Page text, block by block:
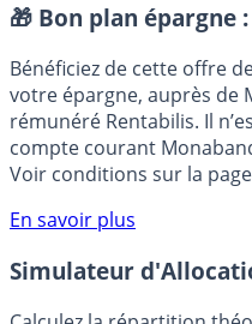
Placement sans risque
🎁 Bon plan épargne
Bénéficiez de cette offre
votre épargne, auprès de
rémunéré Rentabilis. Il
Voir conditions sur la
En savoir plus